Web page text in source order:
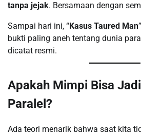
tanpa jejak. Bersamaan dengan
Sampai hari ini, “Kasus Taured Man
bukti paling aneh tentang dunia
dicatat resmi.
Apakah Mimpi Bisa
Paralel?
Ada teori menarik bahwa saat kita